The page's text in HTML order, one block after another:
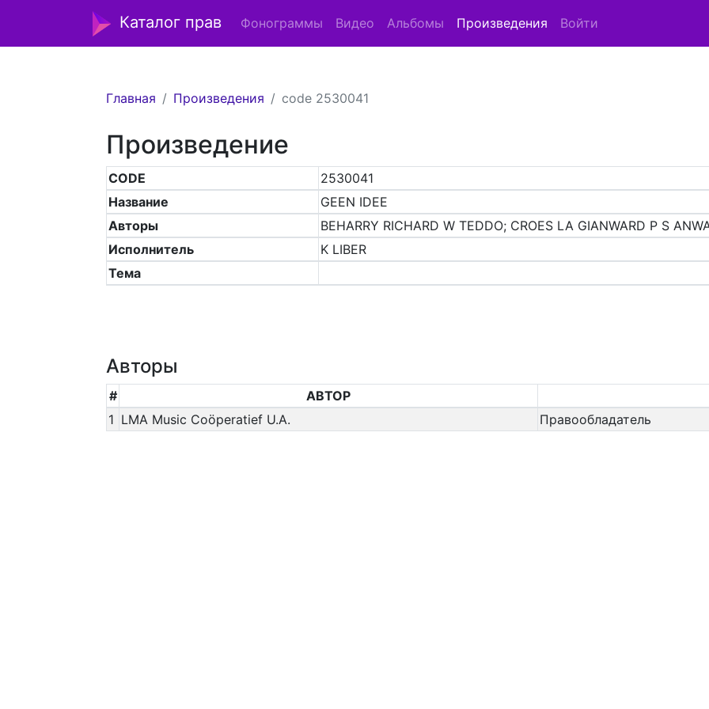
Каталог прав Фонограммы Видео Альбомы Произведения Войти
Главная Произведения code 2530041
Произведение
CODE
2530041
Название
GEEN IDEE
Авторы
BEHARRY RICHARD W TEDDO; CROES LA GIANWARD P S
Исполнитель
K LIBER
Тема
Авторы
#
АВТОР
1 LMA Music Coöperatief U.A. Правообладатель